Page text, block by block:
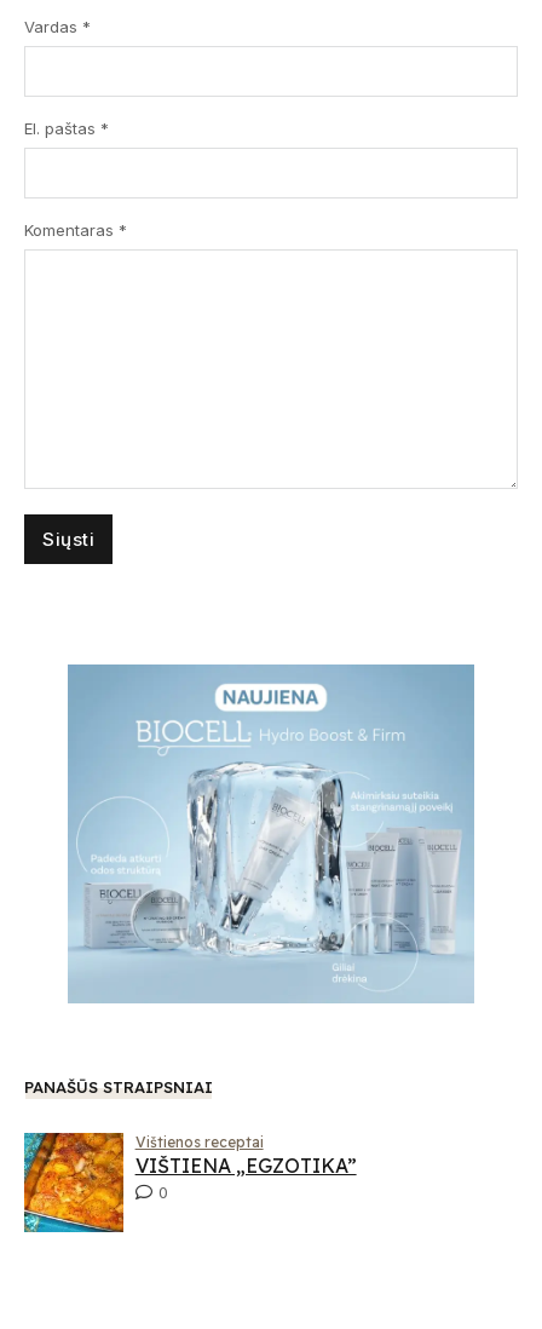
Vardas *
El. paštas *
Komentaras *
PANAŠŪS STRAIPSNIAI
Vištienos receptai
VIŠTIENA „EGZOTIKA”
0